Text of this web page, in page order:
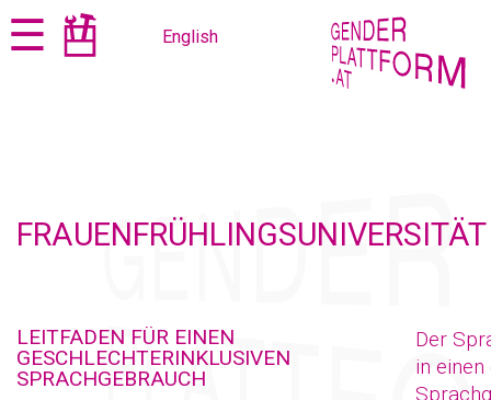
Zum
Seiteninhalt
Zur
Navigation
☰ English
FRAUENFRÜHLINGSUNIVERSITÄT
LEITFADEN FÜR EINEN
GESCHLECHTERINKLUSIVEN
SPRACHGEBRAUCH
Der
in